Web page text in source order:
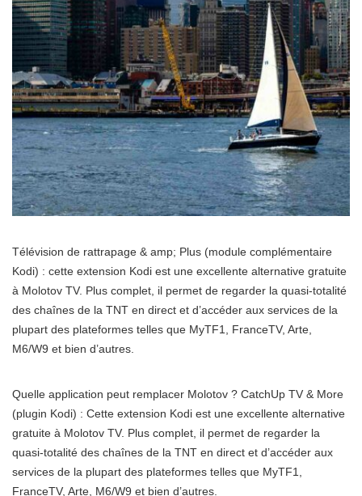
Télévision de rattrapage & amp; Plus (module complémentaire
Kodi) : cette extension Kodi est une excellente alternative gratuite
à Molotov TV. Plus complet, il permet de regarder la quasi-totalité
des chaînes de la TNT en direct et d’accéder aux services de la
plupart des plateformes telles que MyTF1, FranceTV, Arte,
M6/W9 et bien d’autres.
Quelle application peut remplacer Molotov ? CatchUp TV & More
(plugin Kodi) : Cette extension Kodi est une excellente alternative
gratuite à Molotov TV. Plus complet, il permet de regarder la
quasi-totalité des chaînes de la TNT en direct et d’accéder aux
services de la plupart des plateformes telles que MyTF1,
FranceTV, Arte, M6/W9 et bien d’autres.